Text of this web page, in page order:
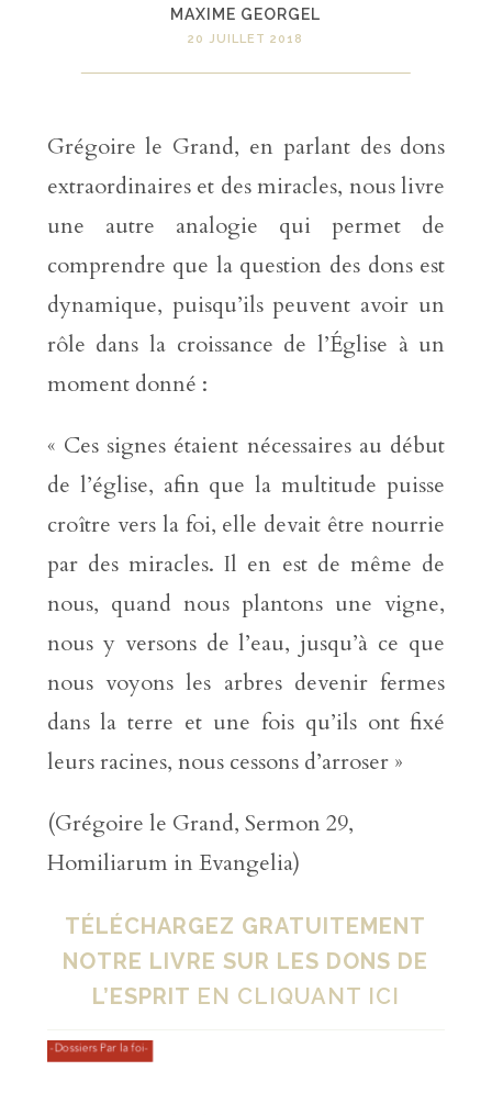
MAXIME GEORGEL
20 JUILLET 2018
Grégoire le Grand, en parlant des dons
extraordinaires et des miracles, nous livre
une autre analogie qui permet de
comprendre que la question des dons est
dynamique, puisqu’ils peuvent avoir un
rôle dans la croissance de l’Église à un
moment donné :
« Ces signes étaient nécessaires au début
de l’église, afin que la multitude puisse
croître vers la foi, elle devait être nourrie
par des miracles. Il en est de même de
nous, quand nous plantons une vigne,
nous y versons de l’eau, jusqu’à ce que
nous voyons les arbres devenir fermes
dans la terre et une fois qu’ils ont fixé
leurs racines, nous cessons d’arroser »
(Grégoire le Grand, Sermon 29,
Homiliarum in Evangelia)
TÉLÉCHARGEZ GRATUITEMENT
NOTRE LIVRE SUR LES DONS DE
L’ESPRIT EN CLIQUANT ICI